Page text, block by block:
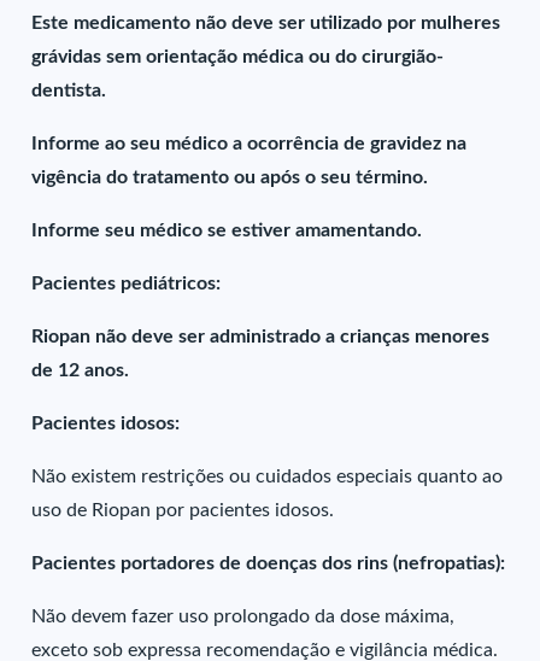
Este medicamento não deve ser utilizado por mulheres
grávidas sem orientação médica ou do cirurgião-
dentista.
Informe ao seu médico a ocorrência de gravidez na
vigência do tratamento ou após o seu término.
Informe seu médico se estiver amamentando.
Pacientes pediátricos:
Riopan não deve ser administrado a crianças menores
de 12 anos.
Pacientes idosos:
Não existem restrições ou cuidados especiais quanto ao
uso de Riopan por pacientes idosos.
Pacientes portadores de doenças dos rins (nefropatias):
Não devem fazer uso prolongado da dose máxima,
exceto sob expressa recomendação e vigilância médica.